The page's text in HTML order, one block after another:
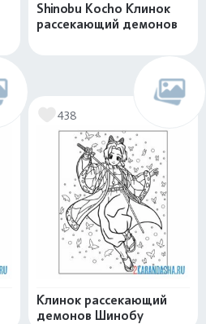
Shinobu Kocho Клинок
рассекающий демонов
438
Клинок рассекающий
демонов Шинобу